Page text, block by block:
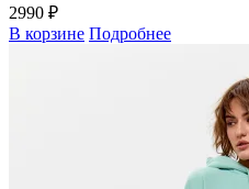
2990 ₽
В корзине Подробнее